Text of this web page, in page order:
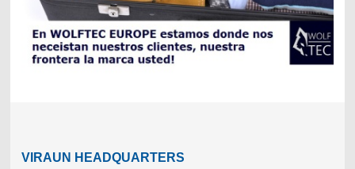
VIRAUN HEADQUARTERS